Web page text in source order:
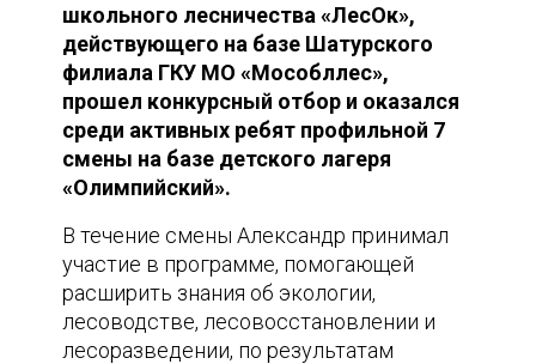
школьного лесничества «ЛесОк»,
действующего на базе Шатурского
филиала ГКУ МО «Мособллес»,
прошел конкурсный отбор и оказался
среди активных ребят профильной 7
смены на базе детского лагеря
«Олимпийский».
В течение смены Александр принимал
участие в программе, помогающей
расширить знания об экологии,
лесоводстве, лесовосстановлении и
лесоразведении, по результатам